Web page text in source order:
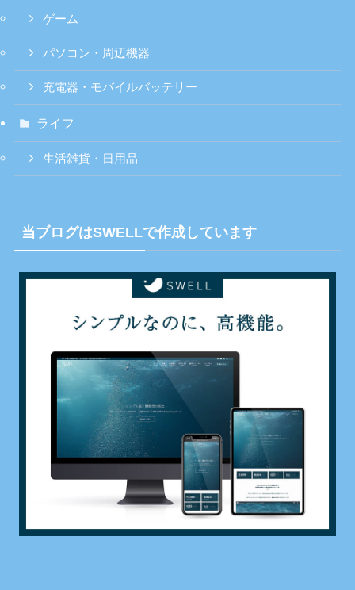
ゲーム
パソコン・周辺機器
充電器・モバイルバッテリー
ライフ
生活雑貨・日用品
当ブログはSWELLで作成しています